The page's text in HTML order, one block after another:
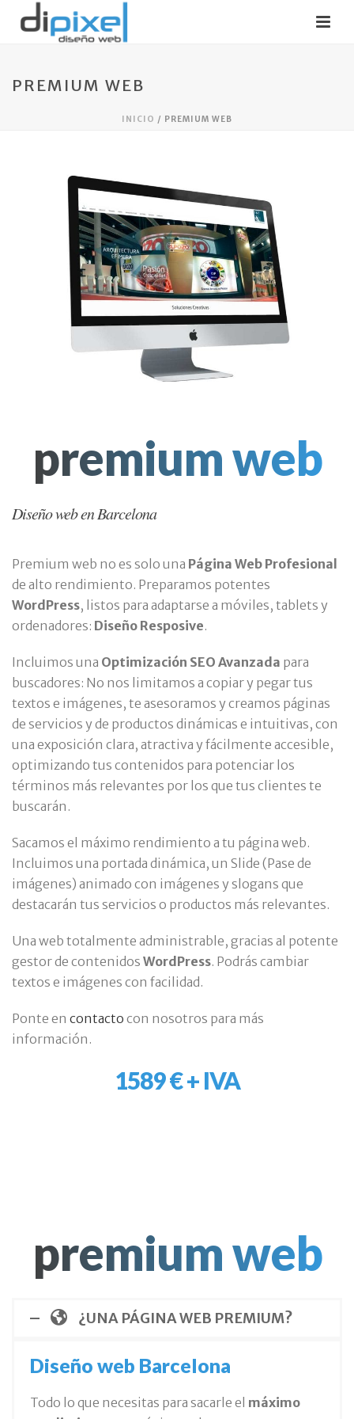
PREMIUM WEB
INICIO / PREMIUM WEB
premium web
Diseño web en Barcelona
Premium web no es solo una Página Web Profesional
de alto rendimiento. Preparamos potentes
WordPress, listos para adaptarse a móviles, tablets y
ordenadores: Diseño Resposive.
Incluimos una Optimización SEO Avanzada para
buscadores: No nos limitamos a copiar y pegar tus
textos e imágenes, te asesoramos y creamos páginas
de servicios y de productos dinámicas e intuitivas, con
una exposición clara, atractiva y fácilmente accesible,
optimizando tus contenidos para potenciar los
términos más relevantes por los que tus clientes te
buscarán.
Sacamos el máximo rendimiento a tu página web.
Incluimos una portada dinámica, un Slide (Pase de
imágenes) animado con imágenes y slogans que
destacarán tus servicios o productos más relevantes.
Una web totalmente administrable, gracias al potente
gestor de contenidos WordPress. Podrás cambiar
textos e imágenes con facilidad.
Ponte en contacto con nosotros para más
información.
1589 € + IVA
premium web
¿UNA PÁGINA WEB PREMIUM?
Diseño web Barcelona
Todo lo que necesitas para sacarle el máximo